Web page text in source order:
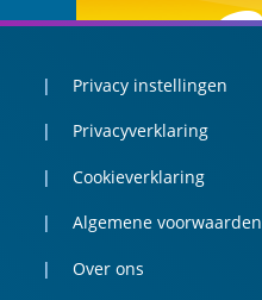
Privacy instellingen
Privacyverklaring
Cookieverklaring
Algemene voorwaarden
Over ons